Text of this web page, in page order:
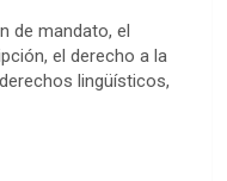
de mandato, el
el derecho a la
lingüísticos,